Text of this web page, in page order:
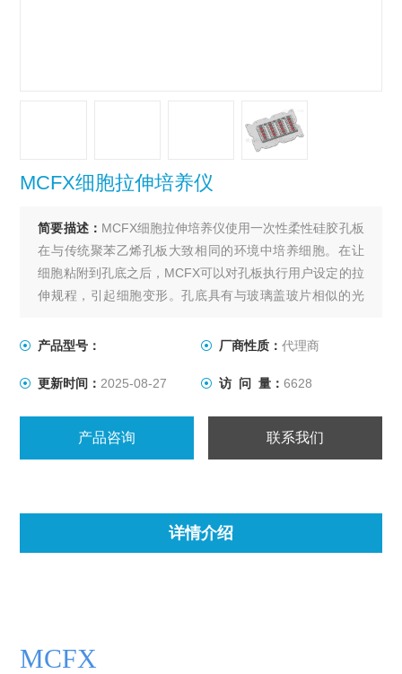
MCFX细胞拉伸培养仪
简要描述： MCFX细胞拉伸培养仪使用一次性柔性硅胶孔板
在与传统聚苯乙烯孔板大致相同的环境中培养细胞。在让
细胞粘附到孔底之后，MCFX可以对孔板执行用户设定的拉
伸规程，引起细胞变形。孔底具有与玻璃盖玻片相似的光
菌，并且系统适合在实验室培养箱中进行长期细胞培养。
产品型号： 厂商性质： 代理商
更新时间： 2025-08-27 访 问 量： 6628
产品咨询 联系我们
详情介绍
MCFX